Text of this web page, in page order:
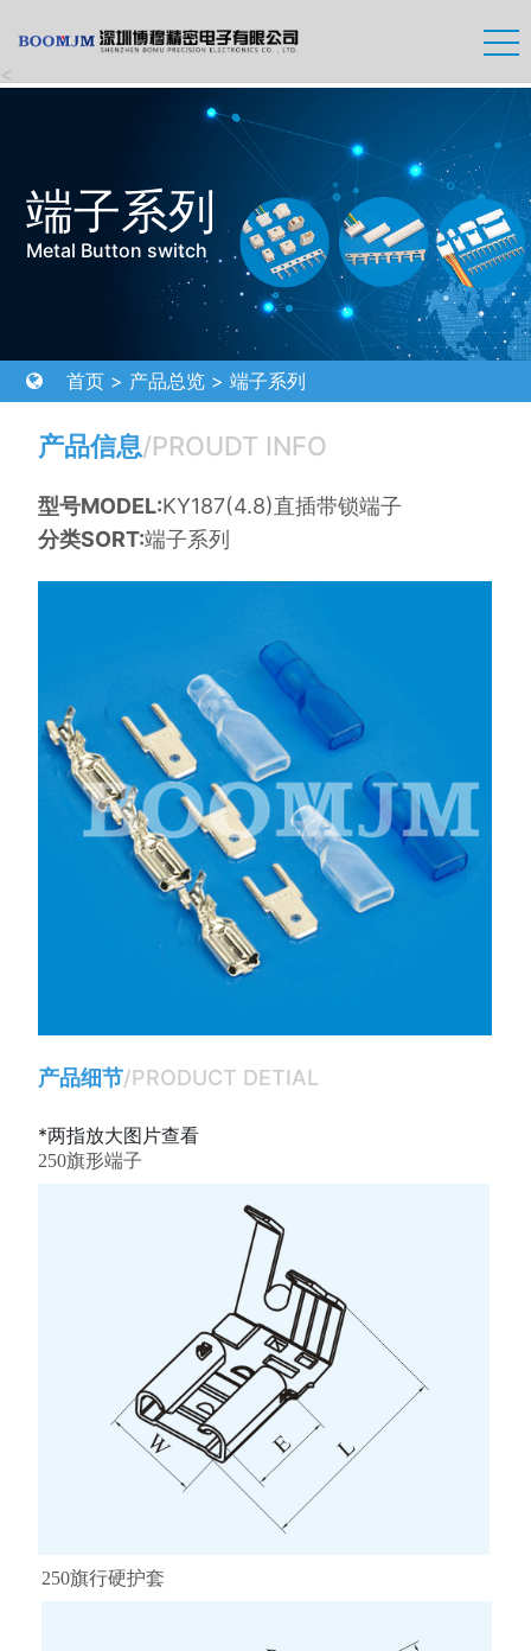
<
端子系列
Metal Button switch
首页 > 产品总览 >端子系列
产品信息/PROUDT INFO
型号MODEL:KY187(4.8)直插带锁端子
分类SORT:端子系列
产品细节/PRODUCT DETIAL
*两指放大图片查看
250旗形端子
250旗行硬护套